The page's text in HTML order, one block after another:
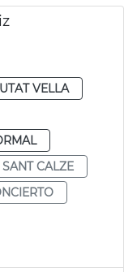
VELLA
SANT CALZE